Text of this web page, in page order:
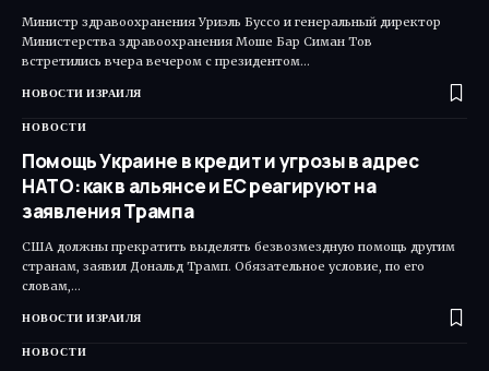
Министр здравоохранения Уриэль Буссо и генеральный директор
Министерства здравоохранения Моше Бар Симан Тов
встретились вчера вечером с президентом…
НОВОСТИ ИЗРАИЛЯ
НОВОСТИ
Помощь Украине в кредит и угрозы в адрес
НАТО: как в альянсе и ЕС реагируют на
заявления Трампа
США должны прекратить выделять безвозмездную помощь другим
странам, заявил Дональд Трамп. Обязательное условие, по его
словам,…
НОВОСТИ ИЗРАИЛЯ
НОВОСТИ